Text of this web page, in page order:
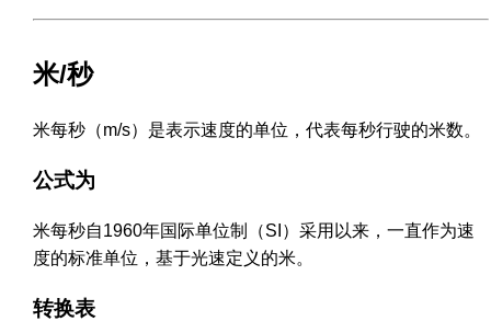
米/秒
米每秒（m/s）是表示速度的单位，代表每秒行驶的米数。
公式为
米每秒自1960年国际单位制（SI）采用以来，一直作为速
度的标准单位，基于光速定义的米。
转换表